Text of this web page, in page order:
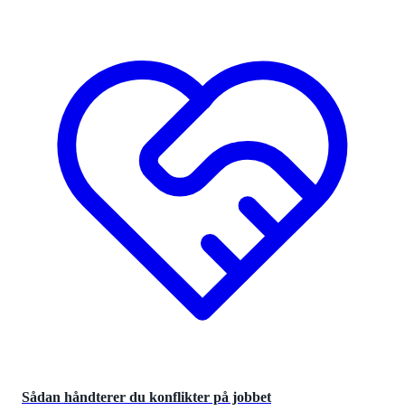
Sådan håndterer du konflikter på jobbet